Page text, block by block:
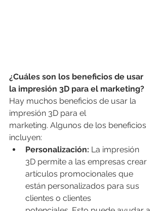
¿Cuáles son los beneficios de usar
la impresión 3D para el marketing?
Hay muchos beneficios de usar la
impresión 3D para el
marketing. Algunos de los beneficios
incluyen:
Personalización: La impresión
3D permite a las empresas crear
artículos promocionales que
están personalizados para sus
clientes o clientes